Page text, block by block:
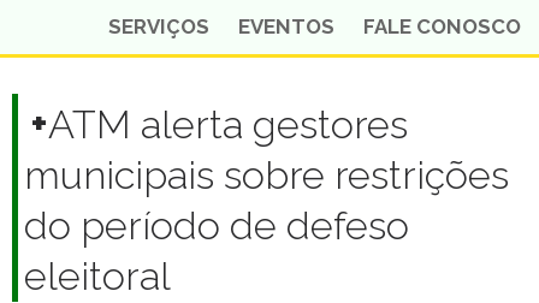
SERVIÇOS EVENTOS FALE CONOSCO
+ATM alerta gestores
municipais sobre restrições
do período de defeso
eleitoral